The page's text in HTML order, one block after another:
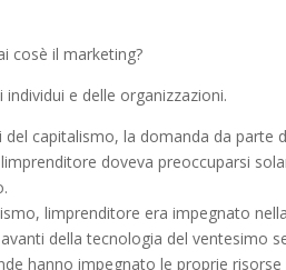
il marketing?
e delle organizzazioni.
capitalismo, la domanda da parte
doveva preoccuparsi
limprenditore era impegnato
della tecnologia del ventesimo
hanno impegnato le proprie